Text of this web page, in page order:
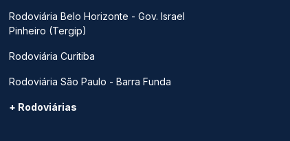
Rodoviária Belo Horizonte - Gov. Israel
Pinheiro (Tergip)
Rodoviária Curitiba
Rodoviária São Paulo - Barra Funda
+ Rodoviárias